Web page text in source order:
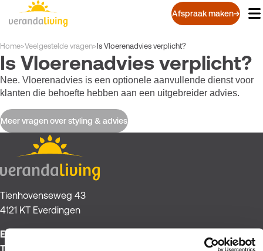
Overslaan
en
de
inhoud
gaan
Afspraak maken
Kruimelpad
Home>Veelgestelde vragen> Is Vloerenadvies verplicht?
Is Vloerenadvies verplicht?
Nee. Vloerenadvies is een optionele aanvullende dienst voor
klanten die behoefte hebben aan een uitgebreider advies.
Meer vragen over styling & advies
Tienhovenseweg 43
4121 KT Everdingen
E: